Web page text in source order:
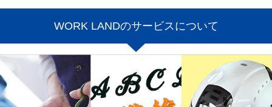
WORK LANDのサービスについて